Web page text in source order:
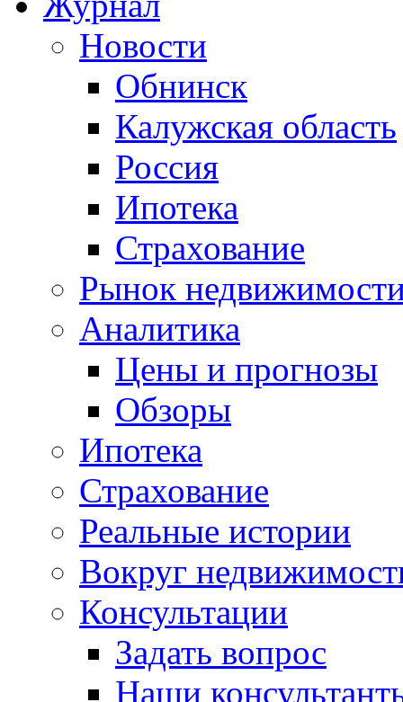
Новости
Обнинск
Калужская область
Россия
Ипотека
Страхование
Рынок
Аналитика
Цены и прогнозы
Обзоры
Ипотека
Страхование
Реальные истории
Вокруг
Консультации
Задать вопрос
Наши